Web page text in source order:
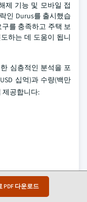
PDF 다운로드
제 기능 및 모바일 접
인 Durus를 출시했습
를 충족하고 주택 보
하는 데 도움이 됩니
심층적인 분석을 포
십억)과 수량(백만
제공합니다: